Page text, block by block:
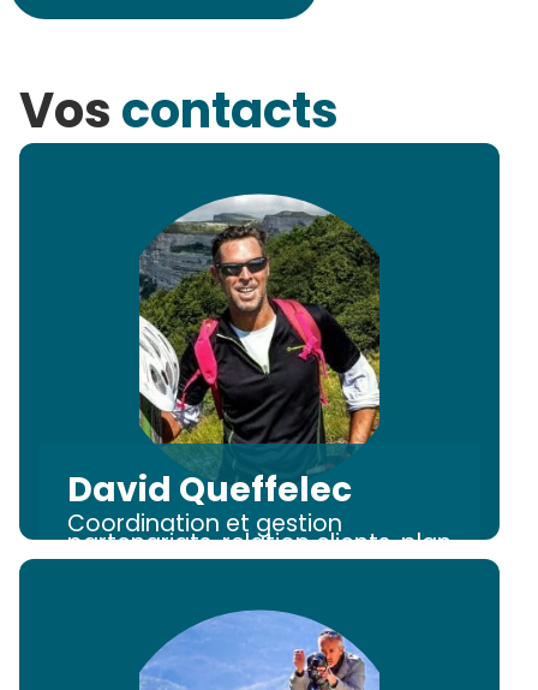
Voscontacts
David Queffelec
Coordination et gestion
partenariats, relation clients, plan
d'action